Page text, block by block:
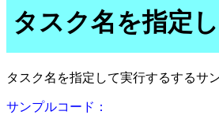
タスク名を指定
タスク名を指定して実行するするサ
サンプルコード：